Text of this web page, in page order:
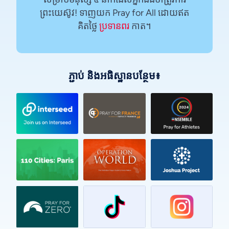
ព្រះយេស៊ូវ! ទាញយក Pray for All ដោយឥត
គិតថ្លៃ ប្រទានពរ កាត។
ភ្ជាប់ និងអធិស្ឋានបន្ថែម៖
Tamil
Telugu
Urdu
Vietnamese